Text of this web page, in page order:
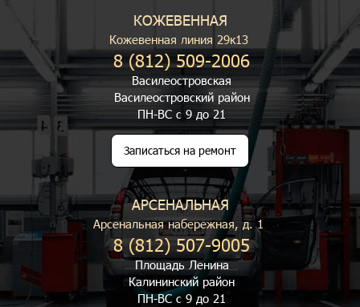
КОЖЕВЕННАЯ
Кожевенная линия 29к13
8 (812) 509-2006
Василеостровская
Василеостровский район
ПН-ВС с 9 до 21
Записаться на ремонт
АРСЕНАЛЬНАЯ
Арсенальная набережная, д. 1
8 (812) 507-9005
Площадь Ленина
Калининский район
ПН-ВС с 9 до 21